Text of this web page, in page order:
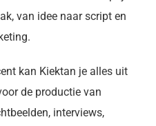
van idee naar script en
kan Kiektan je alles uit
de productie van
interviews,